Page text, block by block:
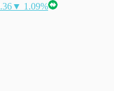
▼ 1.09%